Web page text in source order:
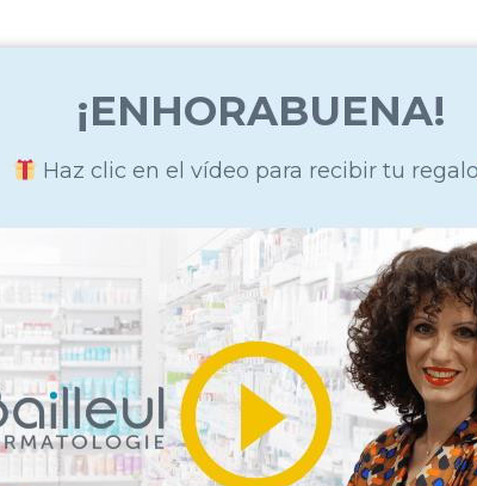
¡ENHORABUENA!
Haz clic en el vídeo para recibir tu regalo